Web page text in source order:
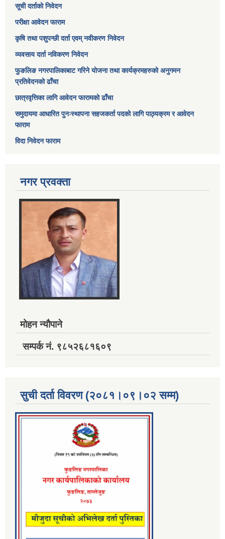
सूची दर्ताको निवेदन
परीक्षा आवेदन फाराम
कृषि तथा पशुपन्छी दर्ता एवम् नवीकरण निवेदन
व्यवसाय दर्ता नविकरण निवेदन
फुङलिङ नगरपालिकाबाट गरिने योजना तथा कार्यक्रमहरुको अनुगमन
प्रतिवेदनको ढाँचा
छात्रवृत्तिका लागि आवेदन फारामको ढाँचा
समुदायमा आधारित पुनःस्थापना सहजकर्ता पदको लागि पाठ्यक्रम र आवेदन
फाराम
विदा निवेदन फाराम
नगर प्रवक्ता
मोहन न्यौपाने
सम्पर्क नं. ९८५२६८१६०९
सुची दर्ता विवरण (२०८१।०९।०२ सम्म)